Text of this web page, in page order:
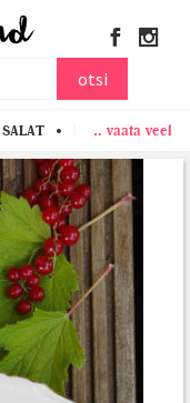
otsi
SALAT PASTA KANA
.. vaata veel